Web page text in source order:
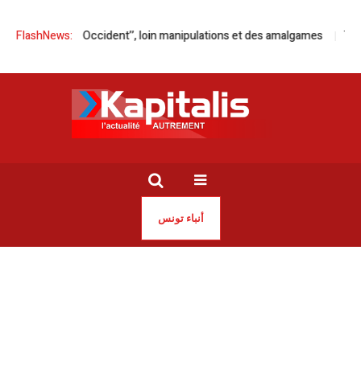
FlashNews:
en Occident’’, loin manipulations et des amalgames Tunisie |
أنباء تونس